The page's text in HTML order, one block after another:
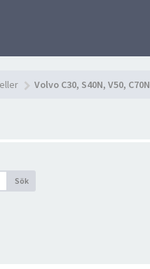
Volvo C30, S40N, V50, C70N
Sök